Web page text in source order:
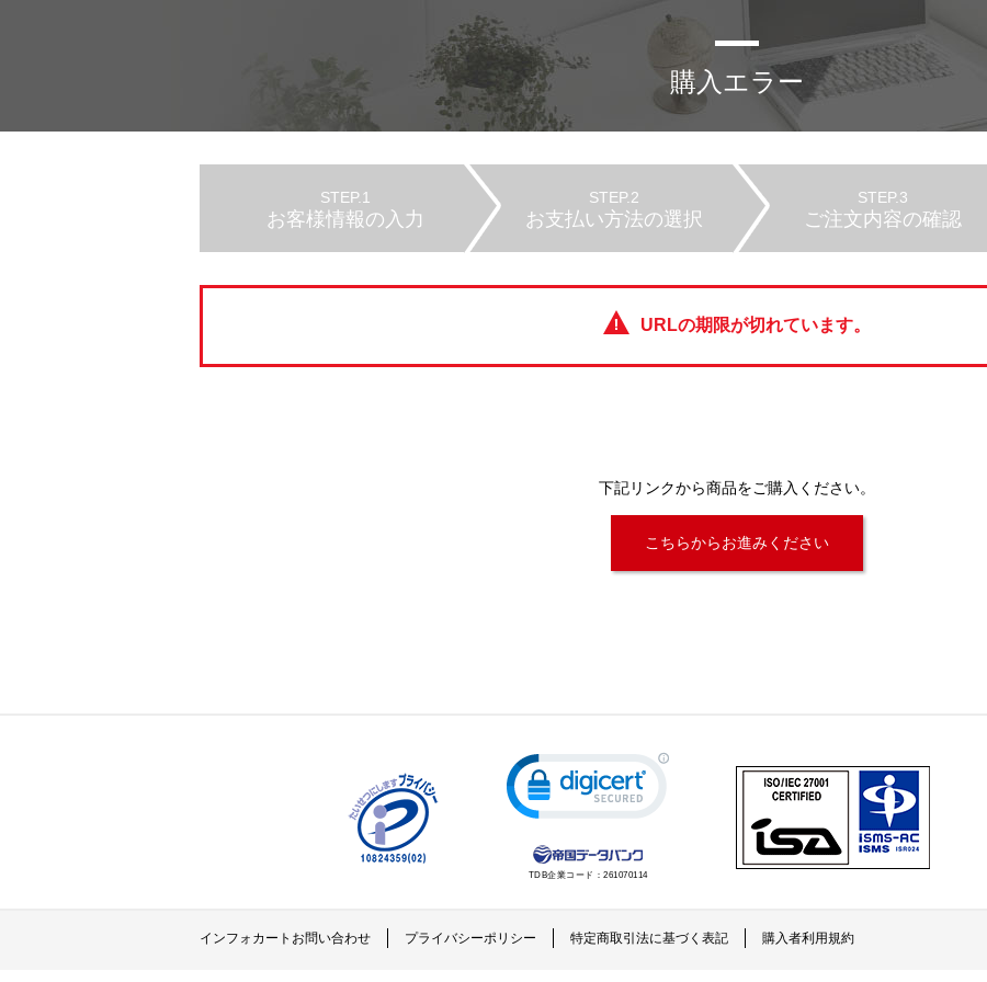
購入エラー
STEP.1
お客様情報の入力
STEP.2
お支払い方法の選択
STEP.3
ご注文内容の確認
URLの期限が切れています。
下記リンクから商品をご購入ください。
こちらからお進みください
TDB企業コード： 261070114
インフォカートお問い合わせ プライバシーポリシー 特定商取引法に基づく表記 購入者利用規約